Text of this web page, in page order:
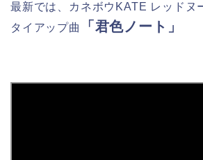
最新では、カネボウKATE レッドヌ
タイアップ曲
「君色ノート」